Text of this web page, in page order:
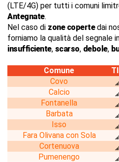
(LTE/4G) per tutti i comuni
Antegnate.
Nel caso di zone copertedai
forniamo la qualità del segnale
insufficiente, scarso, debole,
Comune
Covo
Calcio
Fontanella
Barbata
Isso
Fara Olivana con Sola
Cortenuova
Pumenengo